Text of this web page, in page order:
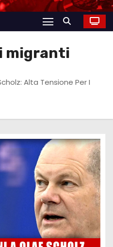
migranti
Alta Tensione Per I